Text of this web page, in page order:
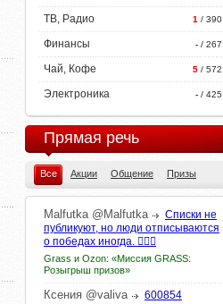
1 / 390
ТВ, Радио
- / 267
Финансы
5 / 572
Чай, Кофе
- / 425
Электроника
Прямая речь
Все Акции Общение Призы
Malfutka @Malfutka
Списки не
публикуют, но люди отписываются
о победах иногда. 🤷🏻‍♀️
Grass и Ozon: «Миссия GRASS:
Розыгрыш призов»
Ксения @valiva 600854